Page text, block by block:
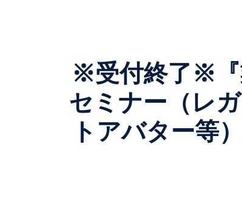
※受付終了※『
セミナー（レ
トアバター等